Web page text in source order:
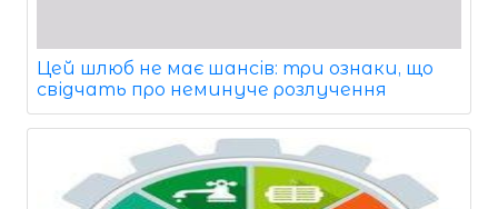
Цей шлюб не має шансів: три ознаки, що
свідчать про неминуче розлучення